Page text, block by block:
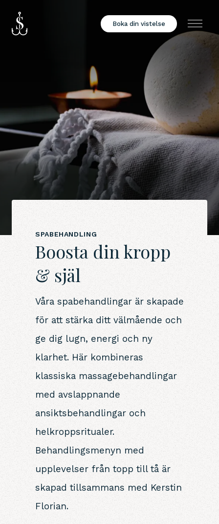
Boka din vistelse Meny
SPABEHANDLING
Boosta din kropp
& själ
Våra spabehandlingar är skapade
för att stärka ditt välmående och
ge dig lugn, energi och ny
klarhet. Här kombineras
klassiska massagebehandlingar
med avslappnande
ansiktsbehandlingar och
helkroppsritualer.
Behandlingsmenyn med
upplevelser från topp till tå är
skapad tillsammans med Kerstin
Florian.